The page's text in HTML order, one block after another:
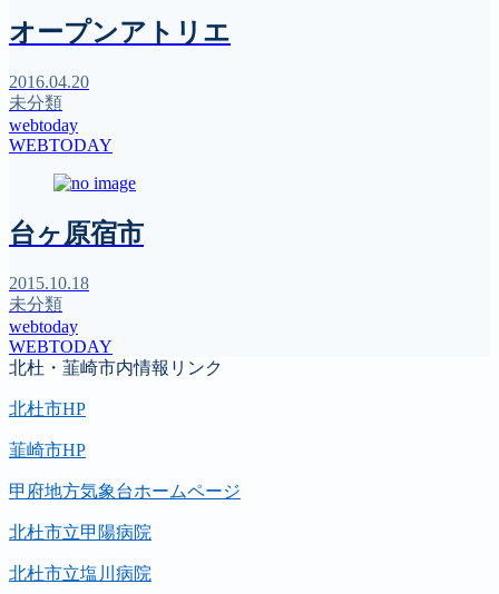
オープンアトリエ
2016.04.20
未分類
webtoday
WEBTODAY
台ヶ原宿市
2015.10.18
未分類
webtoday
WEBTODAY
北杜・韮崎市内情報リンク
北杜市HP
韮崎市HP
甲府地方気象台ホームページ
北杜市立甲陽病院
北杜市立塩川病院